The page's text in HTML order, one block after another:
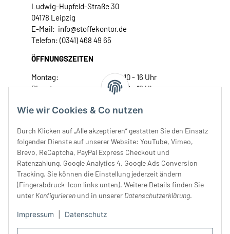
Wie wir Cookies & Co nutzen
Durch Klicken auf „Alle akzeptieren“ gestatten Sie den Einsatz
folgender Dienste auf unserer Website: YouTube, Vimeo,
Brevo, ReCaptcha, PayPal Express Checkout und
Ratenzahlung, Google Analytics 4, Google Ads Conversion
Tracking. Sie können die Einstellung jederzeit ändern
(Fingerabdruck-Icon links unten). Weitere Details finden Sie
unter Konfigurieren und in unserer Datenschutzerklärung.
Impressum Datenschutz
Ludwig-Hupfeld-Straße 30
04178 Leipzig
E-Mail: info@stoffekontor.de
Telefon: (0341) 468 49 65
ÖFFNUNGSZEITEN
Montag:
10 - 16 Uhr
Dienstag:
10 - 16 Uhr
Donnerstag:
10 - 18 Uhr
Samstag:
10 - 14 Uhr
Unser Service
Rechtliches